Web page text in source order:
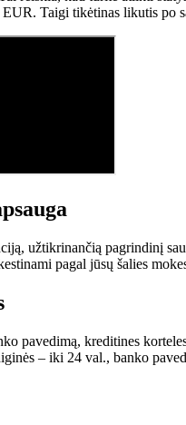
Taigi tikėtinas likutis po
užtikrinančią pagrindinį
pagal jūsų šalies
pavedimą, kreditines
– iki 24 val., banko